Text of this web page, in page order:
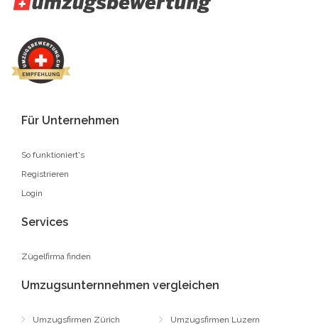
Für Unternehmen
So funktioniert's
Registrieren
Login
Services
Zügelfirma finden
Umzugsunternnehmen vergleichen
Umzugsfirmen Zürich Umzugsfirmen Luzern